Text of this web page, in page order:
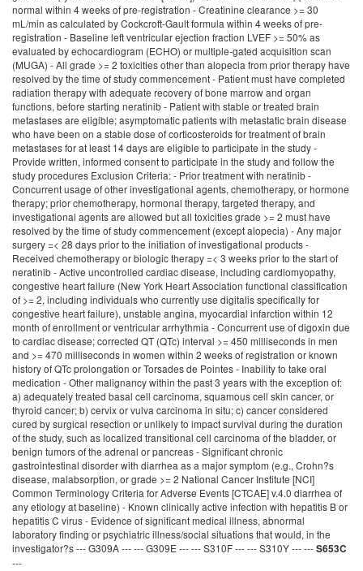
normal within 4 weeks of pre-registration - Creatinine clearance >= 30
mL/min as calculated by Cockcroft-Gault formula within 4 weeks of pre-
registration - Baseline left ventricular ejection fraction LVEF >= 50% as
evaluated by echocardiogram (ECHO) or multiple-gated acquisition scan
(MUGA) - All grade >= 2 toxicities other than alopecia from prior therapy have
resolved by the time of study commencement - Patient must have completed
radiation therapy with adequate recovery of bone marrow and organ
functions, before starting neratinib - Patient with stable or treated brain
metastases are eligible; asymptomatic patients with metastatic brain disease
who have been on a stable dose of corticosteroids for treatment of brain
metastases for at least 14 days are eligible to participate in the study -
Provide written, informed consent to participate in the study and follow the
study procedures Exclusion Criteria: - Prior treatment with neratinib -
Concurrent usage of other investigational agents, chemotherapy, or hormone
therapy; prior chemotherapy, hormonal therapy, targeted therapy, and
investigational agents are allowed but all toxicities grade >= 2 must have
resolved by the time of study commencement (except alopecia) - Any major
surgery =< 28 days prior to the initiation of investigational products -
Received chemotherapy or biologic therapy =< 3 weeks prior to the start of
neratinib - Active uncontrolled cardiac disease, including cardiomyopathy,
congestive heart failure (New York Heart Association functional classification
of >= 2, including individuals who currently use digitalis specifically for
congestive heart failure), unstable angina, myocardial infarction within 12
month of enrollment or ventricular arrhythmia - Concurrent use of digoxin due
to cardiac disease; corrected QT (QTc) interval >= 450 milliseconds in men
and >= 470 milliseconds in women within 2 weeks of registration or known
history of QTc prolongation or Torsades de Pointes - Inability to take oral
medication - Other malignancy within the past 3 years with the exception of:
a) adequately treated basal cell carcinoma, squamous cell skin cancer, or
thyroid cancer; b) cervix or vulva carcinoma in situ; c) cancer considered
cured by surgical resection or unlikely to impact survival during the duration
of the study, such as localized transitional cell carcinoma of the bladder, or
benign tumors of the adrenal or pancreas - Significant chronic
gastrointestinal disorder with diarrhea as a major symptom (e.g., Crohn?s
disease, malabsorption, or grade >= 2 National Cancer Institute [NCI]
Common Terminology Criteria for Adverse Events [CTCAE] v.4.0 diarrhea of
any etiology at baseline) - Known clinically active infection with hepatitis B or
hepatitis C virus - Evidence of significant medical illness, abnormal
laboratory finding or psychiatric illness/social situations that would, in the
investigator?s --- G309A --- --- G309E --- --- S310F --- --- S310Y --- ---S653C
---